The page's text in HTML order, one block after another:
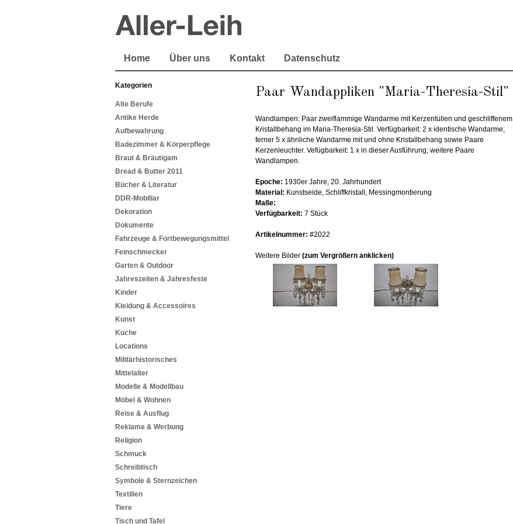
Home Über uns Kontakt Datenschutz
Kategorien
Alte Berufe
Antike Herde
Aufbewahrung
Badezimmer & Körperpflege
Braut & Bräutigam
Bread & Butter 2011
Bücher & Literatur
DDR-Mobiliar
Dekoration
Dokumente
Fahrzeuge & Fortbewegungsmittel
Feinschmecker
Garten & Outdoor
Jahreszeiten & Jahresfeste
Kinder
Kleidung & Accessoires
Kunst
Küche
Locations
Militärhistorisches
Mittelalter
Modelle & Modellbau
Möbel & Wohnen
Reise & Ausflug
Reklame & Werbung
Religion
Schmuck
Schreibtisch
Symbole & Sternzeichen
Textilien
Tiere
Tisch und Tafel
Paar Wandappliken "Maria-Theresia-Stil"
Wandlampen: Paar zweiflammige Wandarme mit Kerzentüllen und geschliffenem
Kristallbehang im Maria-Theresia-Stil. Verfügbarkeit: 2 x identische Wandarme;
ferner 5 x ähnliche Wandarme mit und ohne Kristallbehang sowie Paare
Kerzenleuchter. Vefügbarkeit: 1 x in dieser Ausführung; weitere Paare
Wandlampen.
Epoche: 1930er Jahre, 20. Jahrhundert
Material: Kunstseide, Schliffkristall, Messingmontierung
Maße:
Verfügbarkeit: 7 Stück
Artikelnummer: #2022
Weitere Bilder (zum Vergrößern anklicken)